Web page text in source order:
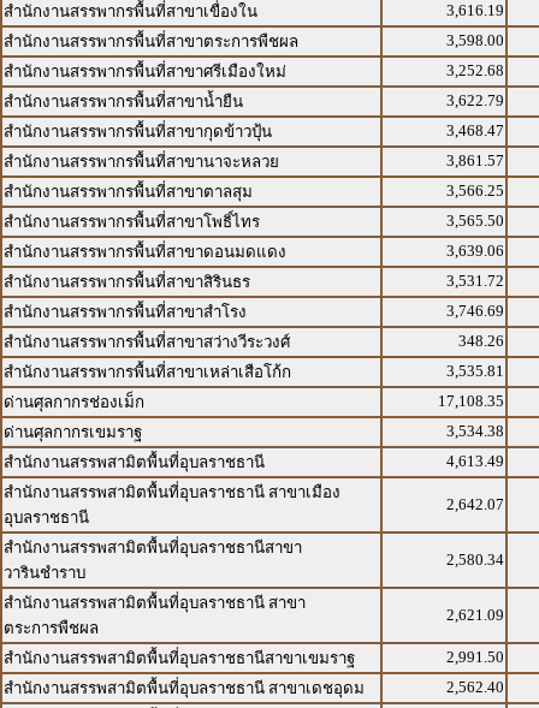
สำนักงานสรรพากรพื้นที่สาขาเขื่องใน
3,616.19
สำนักงานสรรพากรพื้นที่สาขาตระการพืชผล
3,598.00
สำนักงานสรรพากรพื้นที่สาขาศรีเมืองใหม่
3,252.68
สำนักงานสรรพากรพื้นที่สาขาน้ำยืน
3,622.79
สำนักงานสรรพากรพื้นที่สาขากุดข้าวปุ้น
3,468.47
สำนักงานสรรพากรพื้นที่สาขานาจะหลวย
3,861.57
สำนักงานสรรพากรพื้นที่สาขาตาลสุม
3,566.25
สำนักงานสรรพากรพื้นที่สาขาโพธิ์ไทร
3,565.50
สำนักงานสรรพากรพื้นที่สาขาดอนมดแดง
3,639.06
สำนักงานสรรพากรพื้นที่สาขาสิรินธร
3,531.72
สำนักงานสรรพากรพื้นที่สาขาสำโรง
3,746.69
สำนักงานสรรพากรพื้นที่สาขาสว่างวีระวงศ์
348.26
สำนักงานสรรพากรพื้นที่สาขาเหล่าเสือโก้ก
3,535.81
ด่านศุลกากรช่องเม็ก
17,108.35
ด่านศุลกากรเขมราฐ
3,534.38
สำนักงานสรรพสามิตพื้นที่อุบลราชธานี
4,613.49
สำนักงานสรรพสามิตพื้นที่อุบลราชธานี สาขาเมือง
อุบลราชธานี
2,642.07
สำนักงานสรรพสามิตพื้นที่อุบลราชธานีสาขา
วารินชำราบ
2,580.34
สำนักงานสรรพสามิตพื้นที่อุบลราชธานี สาขา
ตระการพืชผล
2,621.09
สำนักงานสรรพสามิตพื้นที่อุบลราชธานีสาขาเขมราฐ
2,991.50
สำนักงานสรรพสามิตพื้นที่อุบลราชธานี สาขาเดชอุดม
2,562.40